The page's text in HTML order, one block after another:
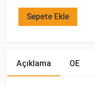
Sepete Ekle
Açıklama OE